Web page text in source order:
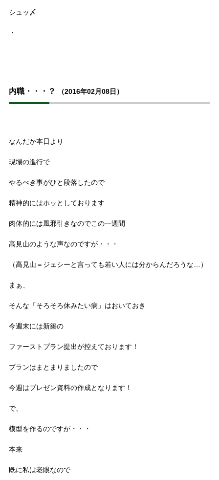
シュッ〆
・
内職・・・？ （2016年02月08日）
なんだか本日より
現場の進行で
やるべき事がひと段落したので
精神的にはホッとしております
肉体的には風邪引きなのでこの一週間
高見山のような声なのですが・・・
（高見山＝ジェシーと言っても若い人には分からんだろうな…）
まぁ、
そんな「そろそろ休みたい病」はおいておき
今週末には新築の
ファーストプラン提出が控えております！
プランはまとまりましたので
今週はプレゼン資料の作成となります！
で、
模型を作るのですが・・・
本来
既に私は老眼なので